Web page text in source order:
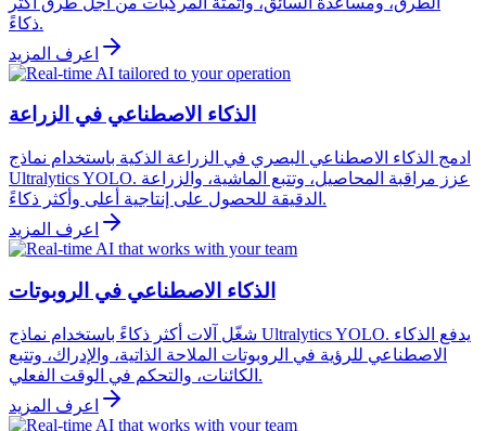
ذكاءً.
اعرف المزيد
الذكاء الاصطناعي في الزراعة
ادمج الذكاء الاصطناعي البصري في الزراعة الذكية باستخدام نماذج
Ultralytics YOLO. عزز مراقبة المحاصيل، وتتبع الماشية، والزراعة
الدقيقة للحصول على إنتاجية أعلى وأكثر ذكاءً.
اعرف المزيد
الذكاء الاصطناعي في الروبوتات
شغّل آلات أكثر ذكاءً باستخدام نماذج Ultralytics YOLO. يدفع الذكاء
الاصطناعي للرؤية في الروبوتات الملاحة الذاتية، والإدراك، وتتبع
الكائنات، والتحكم في الوقت الفعلي.
اعرف المزيد